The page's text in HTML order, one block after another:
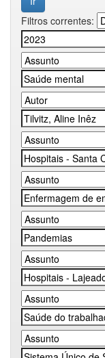
Filtros correntes: